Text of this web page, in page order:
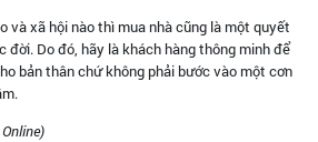
và xã hội nào thì mua nhà cũng là một quyết
đời. Do đó, hãy là khách hàng thông minh để
bản thân chứ không phải bước vào một cơn